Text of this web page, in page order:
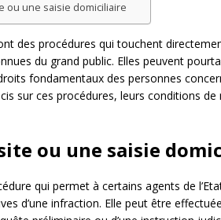
ou une saisie domiciliaire
des procédures qui touchent
du grand public. Elles peuvent
fondamentaux des personnes
sur ces procédures, leurs conditions
ou une saisie
qui permet à certains agents de
d’une infraction. Elle peut être